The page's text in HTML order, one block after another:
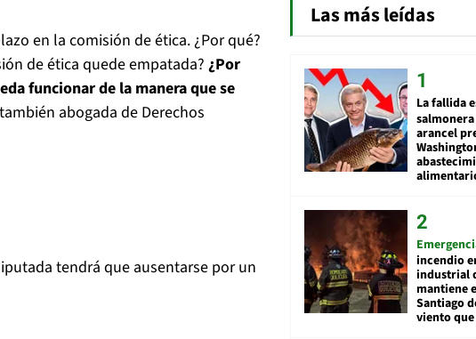
en la comisión de ética. ¿Por qué?
de ética quede empatada? ¿Por
funcionar de la manera que se
abogada de Derechos
tendrá que ausentarse por un
Las más leídas
La fallida
arancel
incendio
industrial
mantiene
Santiago
viento que